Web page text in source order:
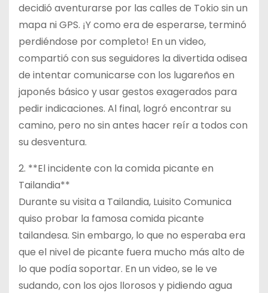
decidió aventurarse por las calles de Tokio sin un
mapa ni GPS. ¡Y como era de esperarse, terminó
perdiéndose por completo! En un video,
compartió con sus seguidores la divertida odisea
de intentar comunicarse con los lugareños en
japonés básico y usar gestos exagerados para
pedir indicaciones. Al final, logró encontrar su
camino, pero no sin antes hacer reír a todos con
su desventura.
2. **El incidente con la comida picante en
Tailandia**
Durante su visita a Tailandia, Luisito Comunica
quiso probar la famosa comida picante
tailandesa. Sin embargo, lo que no esperaba era
que el nivel de picante fuera mucho más alto de
lo que podía soportar. En un video, se le ve
sudando, con los ojos llorosos y pidiendo agua